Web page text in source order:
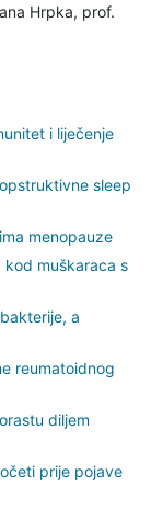
Hrpka, prof.
i liječenje
sleep
menopauze
muškaraca s
a
reumatoidnog
diljem
prije pojave